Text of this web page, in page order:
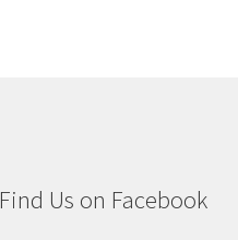
Find Us on Facebook